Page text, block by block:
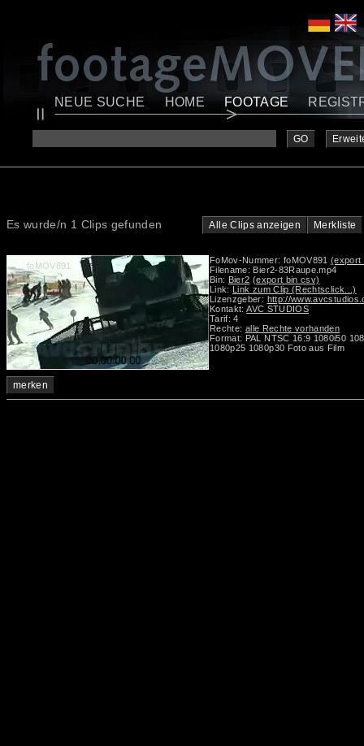
NEUE SUCHE HOME FOOTAGE
GO
Es wurde/n 1 Clips gefunden Alle Clips anzeigen Merkliste
foMOV891
merken
FoMov-Nummer: foMOV891(export
Filename: Bier2-83Raupe.mp4
Bin: Bier2 (export bin csv)
Link: Link zum Clip (Rechtsclick...)
Lizenzgeber: http://
Kontakt:AVC STUDIOS
Tarif: 4
Rechte: alle Rechte vorhanden
Format: PAL NTSC 16:9 1080i50
1080p25 1080p30 Foto aus Film